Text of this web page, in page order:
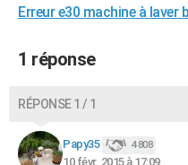
GUIDES D'ACHAT
Dictionnaire
Biographies
Citations
Expressions
Proverbes
PROGRAMME TV
Erreur e30 machine à laver
1 réponse
RÉPONSE 1 / 1
Papy35 4 808
10 févr. 2015 à 17:09